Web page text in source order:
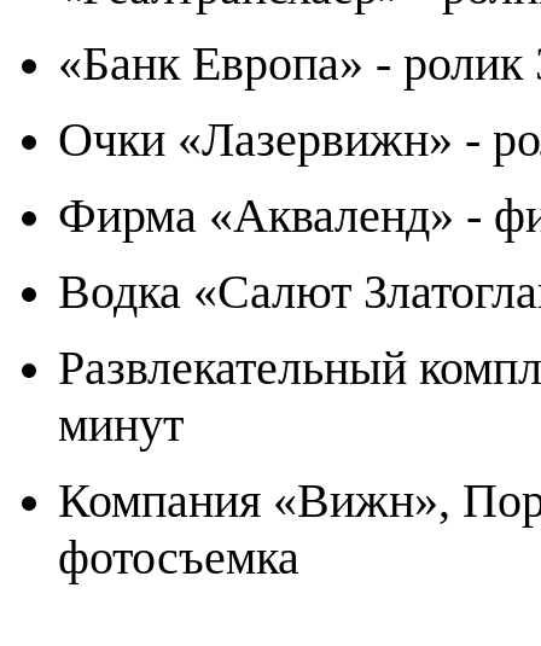
«Банк Европа» -
Очки «Лазервижн» -
Фирма «Акваленд» -
Водка «Салют
Развлекательный
минут
Компания «Вижн»,
фотосъемка